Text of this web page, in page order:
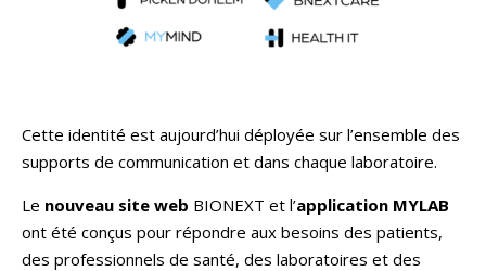
Cette identité est aujourd’hui déployée sur l’ensemble des
supports de communication et dans chaque laboratoire.
Le nouveau site web BIONEXT et l’application MYLAB
ont été conçus pour répondre aux besoins des patients,
des professionnels de santé, des laboratoires et des